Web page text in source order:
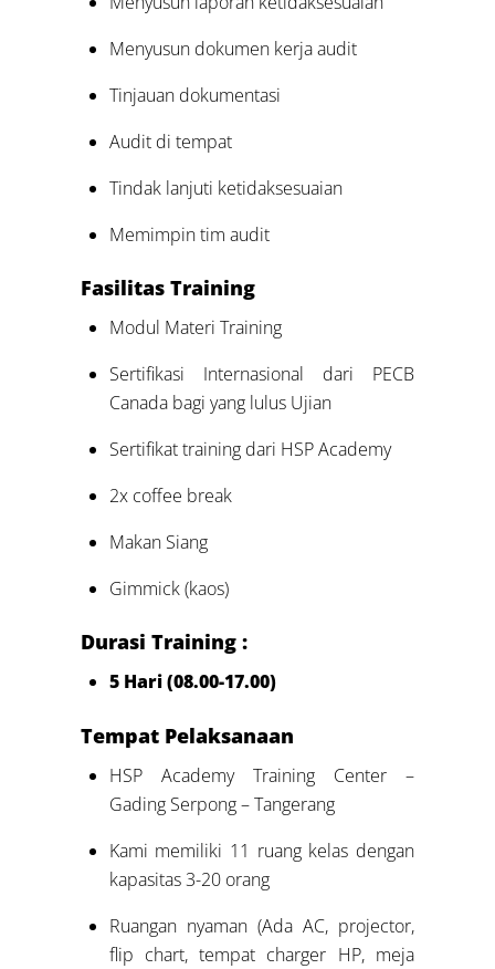
Menyusun dokumen kerja audit
Tinjauan dokumentasi
Audit di tempat
Tindak lanjuti ketidaksesuaian
Memimpin tim audit
Fasilitas Training
Modul Materi Training
Sertifikasi Internasional dari PECB
Canada bagi yang lulus Ujian
Sertifikat training dari HSP Academy
2x coffee break
Makan Siang
Gimmick (kaos)
Durasi Training :
5 Hari (08.00-17.00)
Tempat Pelaksanaan
HSP Academy Training Center –
Gading Serpong – Tangerang
Kami memiliki 11 ruang kelas dengan
kapasitas 3-20 orang
Ruangan nyaman (Ada AC, projector,
flip chart, tempat charger HP, meja